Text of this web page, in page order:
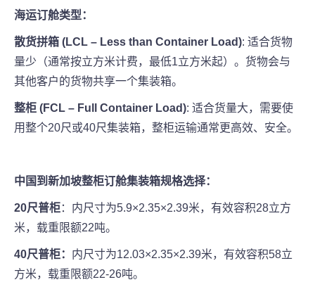
海运订舱类型：
散货拼箱 (LCL – Less than Container Load): 适合货物
量少（通常按立方米计费，最低1立方米起）。货物会与
其他客户的货物共享一个集装箱。
整柜 (FCL – Full Container Load): 适合货量大，需要使
用整个20尺或40尺集装箱，整柜运输通常更高效、安全。
中国到新加坡整柜订舱集装箱规格选择：
20尺普柜 ：内尺寸为5.9×2.35×2.39米，有效容积28立方
米，载重限额22吨。
40尺普柜： 内尺寸为12.03×2.35×2.39米，有效容积58立
方米，载重限额22-26吨。